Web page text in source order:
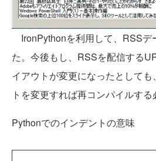
IronPythonを利用して、RSSデ
た。今後もし、RSSを配信する
イアウトが変更になったとして
トを変更すれば再コンパイルする
Pythonでのインデントの意味